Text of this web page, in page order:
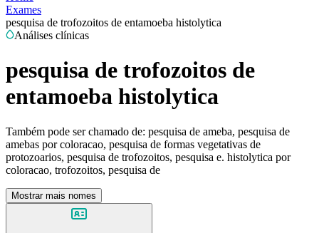
Exames
pesquisa de trofozoitos de entamoeba histolytica
Análises clínicas
pesquisa de trofozoitos de
entamoeba histolytica
Também pode ser chamado de: pesquisa de ameba, pesquisa de
amebas por coloracao, pesquisa de formas vegetativas de
protozoarios, pesquisa de trofozoitos, pesquisa e. histolytica por
coloracao, trofozoitos, pesquisa de
Mostrar mais nomes